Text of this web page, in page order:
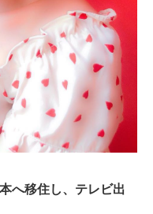
へ移住し、テレビ出